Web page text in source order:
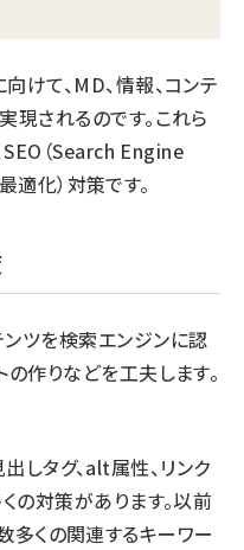
けて、MD、情報、コンテ
現されるのです。これら
SEO（Search Engine
化）対策です。
ツを検索エンジンに認
の作りなどを工夫します。
しタグ、alt属性、リンク
の対策があります。以前
多くの関連するキーワー